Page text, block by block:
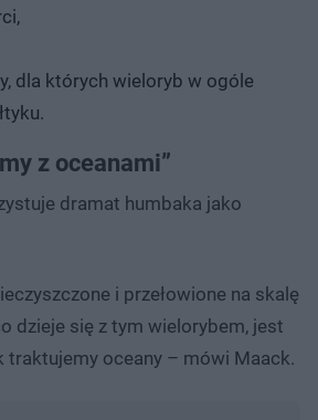
dla których wieloryb w ogóle
z oceanami”
dramat humbaka jako
i przełowione na skalę
dzieje się z tym wielorybem, jest
traktujemy oceany – mówi Maack.